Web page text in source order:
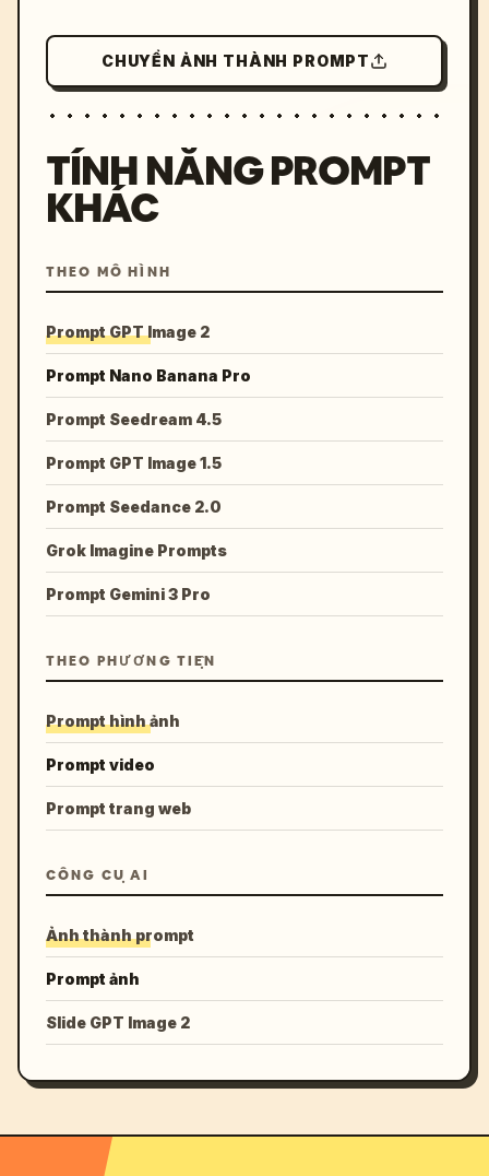
CHUYỂN ẢNH THÀNH PROMPT
TÍNH NĂNG PROMPT
KHÁC
THEO MÔ HÌNH
Prompt GPT Image 2
Prompt Nano Banana Pro
Prompt Seedream 4.5
Prompt GPT Image 1.5
Prompt Seedance 2.0
Grok Imagine Prompts
Prompt Gemini 3 Pro
THEO PHƯƠNG TIỆN
Prompt hình ảnh
Prompt video
Prompt trang web
CÔNG CỤ AI
Ảnh thành prompt
Prompt ảnh
Slide GPT Image 2